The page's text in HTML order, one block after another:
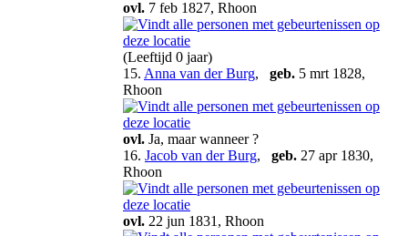
ovl. 7 feb 1827, Rhoon
(Leeftijd 0 jaar)
15. Anna van der Burg, geb. 5 mrt 1828,
Rhoon
ovl. Ja, maar wanneer ?
16. Jacob van der Burg, geb. 27 apr 1830,
Rhoon
ovl. 22 jun 1831, Rhoon